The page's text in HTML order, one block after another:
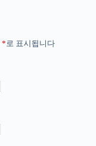
*로 표시됩니다